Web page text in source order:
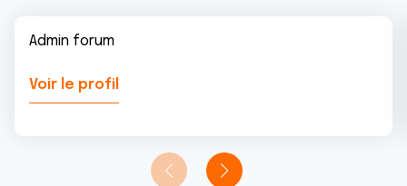
Admin forum
Voir le profil